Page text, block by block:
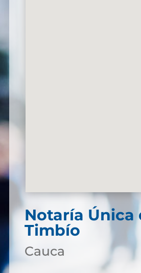
Notaría Única
Timbío
Cauca